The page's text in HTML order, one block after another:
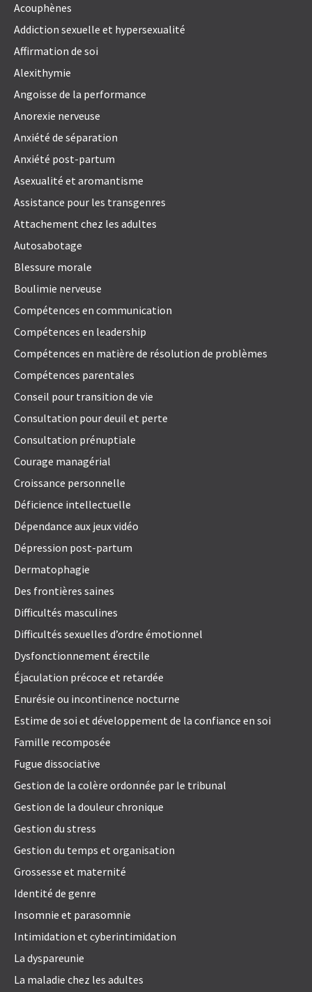
Acouphènes
Addiction sexuelle et hypersexualité
Affirmation de soi
Alexithymie
Angoisse de la performance
Anorexie nerveuse
Anxiété de séparation
Anxiété post-partum
Asexualité et aromantisme
Assistance pour les transgenres
Attachement chez les adultes
Autosabotage
Blessure morale
Boulimie nerveuse
Compétences en communication
Compétences en leadership
Compétences en matière de résolution de problèmes
Compétences parentales
Conseil pour transition de vie
Consultation pour deuil et perte
Consultation prénuptiale
Courage managérial
Croissance personnelle
Déficience intellectuelle
Dépendance aux jeux vidéo
Dépression post-partum
Dermatophagie
Des frontières saines
Difficultés masculines
Difficultés sexuelles d’ordre émotionnel
Dysfonctionnement érectile
Éjaculation précoce et retardée
Enurésie ou incontinence nocturne
Estime de soi et développement de la confiance en soi
Famille recomposée
Fugue dissociative
Gestion de la colère ordonnée par le tribunal
Gestion de la douleur chronique
Gestion du stress
Gestion du temps et organisation
Grossesse et maternité
Identité de genre
Insomnie et parasomnie
Intimidation et cyberintimidation
La dyspareunie
La maladie chez les adultes